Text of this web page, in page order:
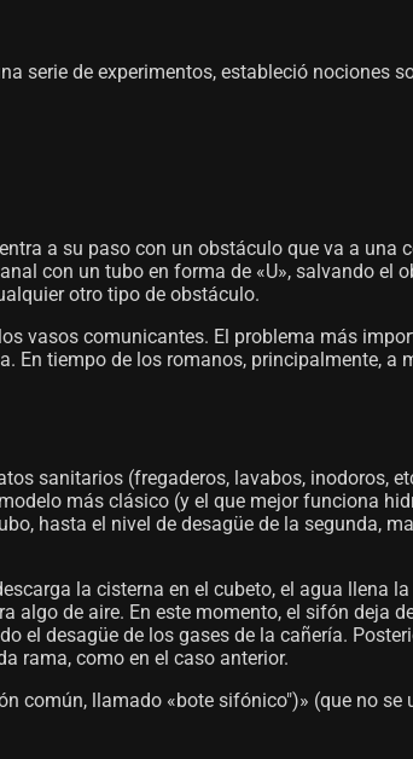
serie de experimentos, estableció nociones
a su paso con un obstáculo que va a una
con un tubo en forma de «U», salvando
otro tipo de obstáculo.
vasos comunicantes. El problema más
En tiempo de los romanos, principalmente, a
sanitarios (fregaderos, lavabos, inodoros,
más clásico (y el que mejor funciona
hasta el nivel de desagüe de la segunda,
la cisterna en el cubeto, el agua llena
de aire. En este momento, el sifón deja
el desagüe de los gases de la cañería.
rama, como en el caso anterior.
común, llamado «bote sifónico")» (que no se